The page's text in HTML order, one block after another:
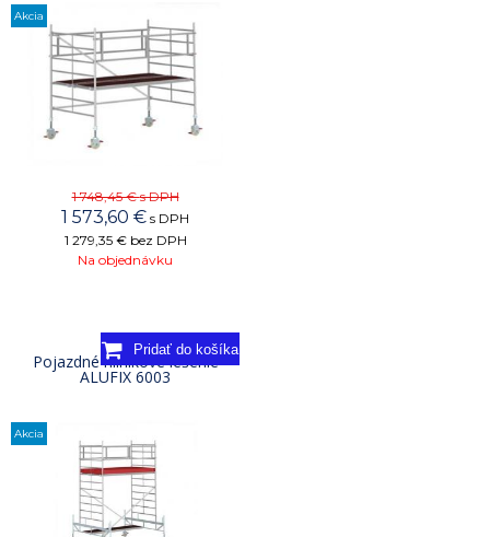
Akcia
1 748,45 €s DPH
1 573,60 € s DPH
1 279,35 € bez DPH
Na objednávku
Pojazdné hliníkové lešenie
ALUFIX 6003
Akcia